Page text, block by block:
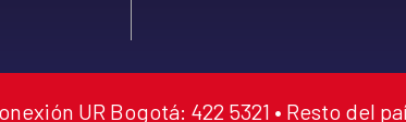
UR Bogotá: 422 5321 • Resto del